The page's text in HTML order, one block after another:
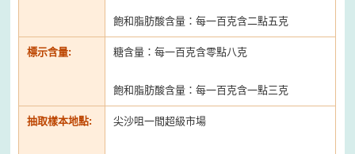
飽和脂肪酸含量：每一百克含二點五克
標示含量: 糖含量：每一百克含零點八克
飽和脂肪酸含量：每一百克含一點三克
抽取樣本地點: 尖沙咀一間超級市場